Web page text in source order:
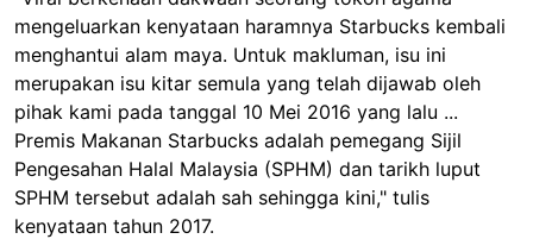
mengeluarkan kenyataan haramnya Starbucks kembali
menghantui alam maya. Untuk makluman, isu ini
merupakan isu kitar semula yang telah dijawab oleh
pihak kami pada tanggal 10 Mei 2016 yang lalu ...
Premis Makanan Starbucks adalah pemegang Sijil
Pengesahan Halal Malaysia (SPHM) dan tarikh luput
SPHM tersebut adalah sah sehingga kini," tulis
kenyataan tahun 2017.